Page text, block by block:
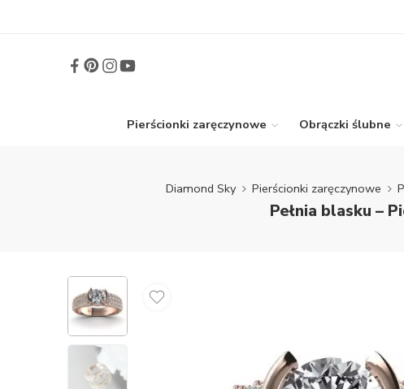
Pierścionki zaręczynowe Obrączki ślubne
Diamond Sky Pierścionki zaręczynowe
Pełnia blasku –